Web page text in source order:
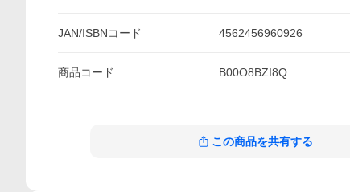
JAN/ISBNコード 4562456960926
商品コード B00O8BZI8Q
この商品を共有する